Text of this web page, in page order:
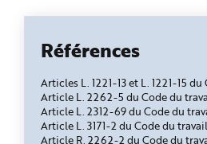
Références
Articles L. 1221-13 et L. 1221-15
Article L. 2262-5 du Code du
Article L. 2312-69 du Code du
Article L. 3171-2 du Code du travail
Article R. 2262-2 du Code du